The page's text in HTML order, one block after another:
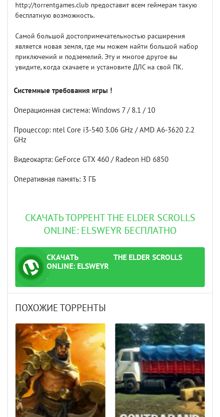
http://torrentgames.club предоставит всем геймерам такую
бесплатную возможность.
Самой большой достопримечательностью расширения
является новая земля, где мы можем найти большой набор
приключений и подземелий. Эту и многое другое вы
увидите, когда скачаете и установите ДЛС на свой ПК.
Системные требования игры !
Операционная система: Windows 7 / 8.1 / 10
Процессор: ntel Core i3-540 3.06 GHz / AMD A6-3620 2.2
GHz
Видеокарта: GeForce GTX 460 / Radeon HD 6850
Оперативная память: 3 ГБ
СКАЧАТЬ ТОРРЕНТ THE ELDER SCROLLS
ONLINE: ELSWEYR БЕСПЛАТНО
СКАЧАТЬ
ТОРРЕНТ
THE ELDER SCROLLS
ONLINE: ELSWEYR
ПОХОЖИЕ ТОРРЕНТЫ